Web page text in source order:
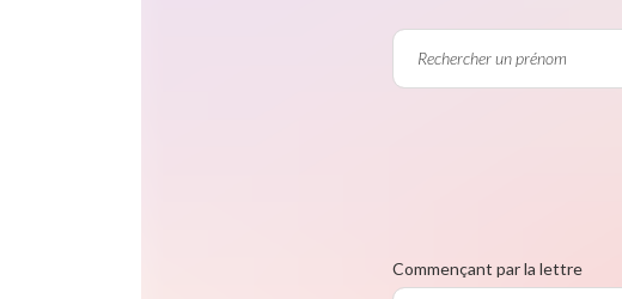
Commençant par la lettre